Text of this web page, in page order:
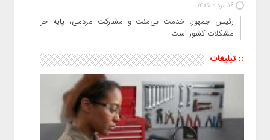
16 مرداد 1405
رئیس جمهور: خدمت بی‌منت و مشارکت مردمی، پایه حل
مشکلات کشور است
:: تبلیغات